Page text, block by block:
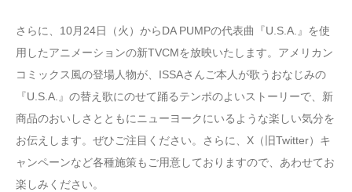
さらに、10月24日（火）からDA PUMPの代表曲『U.S.A.』を使
用したアニメーションの新TVCMを放映いたします。アメリカン
コミックス風の登場人物が、ISSAさんご本人が歌うおなじみの
『U.S.A.』の替え歌にのせて踊るテンポのよいストーリーで、新
商品のおいしさとともにニューヨークにいるような楽しい気分を
お伝えします。ぜひご注目ください。さらに、X（旧Twitter）キ
ャンペーンなど各種施策もご用意しておりますので、あわせてお
楽しみください。